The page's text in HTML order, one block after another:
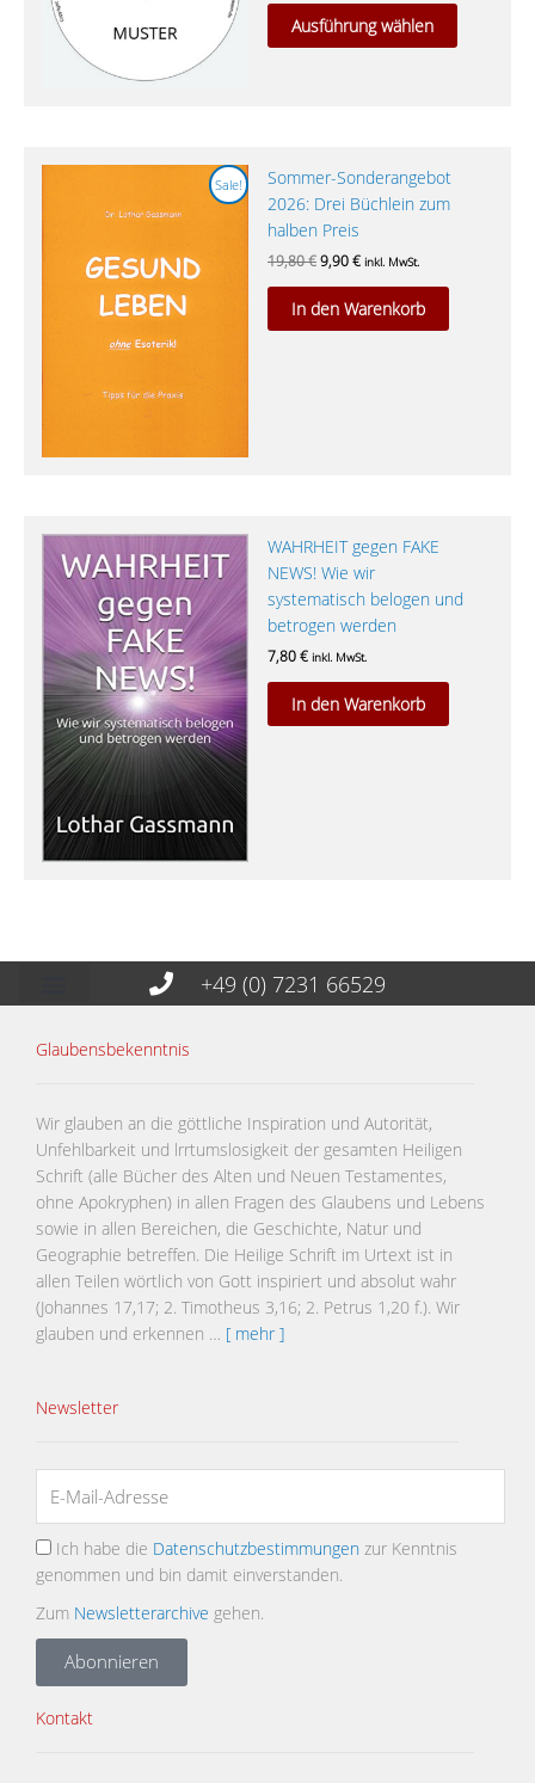
Ausführung wählen
Die
Sale!
Sommer-Sonderangebot
2026: Drei Büchlein zum
halben Preis
19,80€
Ursprünglicher
war:
19,80 €
9,90€
Aktueller
ist:
inkl. MwSt.
In den Warenkorb
WAHRHEIT gegen FAKE
NEWS! Wie wir
systematisch belogen und
betrogen werden
7,80€ inkl. MwSt.
In den Warenkorb
+49 (0) 7231 66529
Glaubensbekenntnis
Wir glauben an die göttliche Inspiration und Autorität,
Unfehlbarkeit und lrrtumslosigkeit der gesamten Heiligen
Schrift (alle Bücher des Alten und Neuen Testamentes,
ohne Apokryphen) in allen Fragen des Glaubens und Lebens
sowie in allen Bereichen, die Geschichte, Natur und
Geographie betreffen. Die Heilige Schrift im Urtext ist in
allen Teilen wörtlich von Gott inspiriert und absolut wahr
(Johannes 17,17; 2. Timotheus 3,16; 2. Petrus 1,20 f.). Wir
glauben und erkennen … [ mehr ]
Newsletter
Ich habe die Datenschutzbestimmungen zur Kenntnis
genommen und bin damit einverstanden.
Zum Newsletterarchive gehen.
Abonnieren
Kontakt